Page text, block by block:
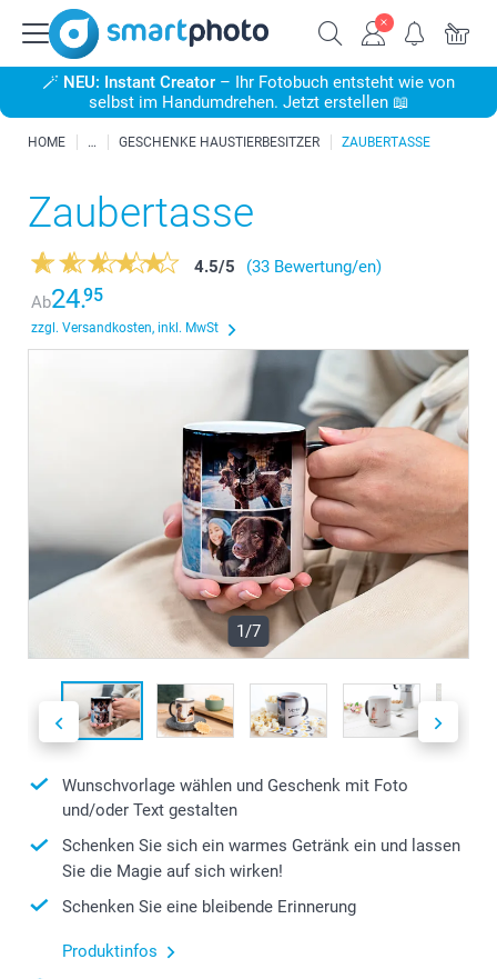
🪄 NEU: Instant Creator – Ihr Fotobuch entsteht wie von
selbst im Handumdrehen. Jetzt erstellen 📖
HOME GESCHENKE HAUSTIERBESITZER ZAUBERTASSE
Zaubertasse
4.5/5
(33 Bewertung/en)
Ab24.95
zzgl. Versandkosten, inkl. MwSt
1/7
Wunschvorlage wählen und Geschenk mit Foto
und/oder Text gestalten
Schenken Sie sich ein warmes Getränk ein und lassen
Sie die Magie auf sich wirken!
Schenken Sie eine bleibende Erinnerung
Produktinfos